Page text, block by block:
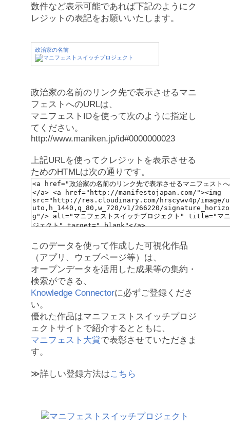
数件など表示可能であれば下記のようにク
レジットの表記をお願いいたします。
政治家の名前
政治家の名前のリンク先で表示させるマニ
フェストへのURLは、
マニフェストIDを使って次のように指定し
てください。
http://www.maniken.jp/id#0000000023
上記URLを使ってクレジットを表示させる
ためのHTMLは次の通りです。
このデータを使って作成した可視化作品
（アプリ、ウェブページ等）は、
オープンデータを活用した成果等の集約・
検索ができる、
Knowledge Connectorに必ずご登録くださ
い。
優れた作品はマニフェストスイッチプロジ
ェクトサイトで紹介するとともに、
マニフェスト大賞で表彰させていただきま
す。
≫詳しい登録方法はこちら